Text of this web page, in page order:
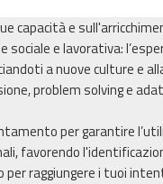
capacità e
e lavorativa:
a nuove culture e
problem solving e
per garantire
favorendo
raggiungere i tuoi